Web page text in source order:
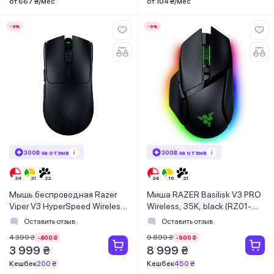
-9%
300₴ за отзыв
Мышь беспроводная Razer
Viper V3 HyperSpeed Wireless
Black (RZ01-04910100-R3M1)
Оставить отзыв
4 399 ₴ -400 ₴
3 999 ₴
Кешбек200 ₴
-9%
300₴ за отзыв
Миша RAZER Basilisk V3 PRO
Wireless, 35K, black (RZ01-
05240100-R3G1)
Оставить отзыв
9 899 ₴ -900 ₴
8 999 ₴
Кешбек450 ₴